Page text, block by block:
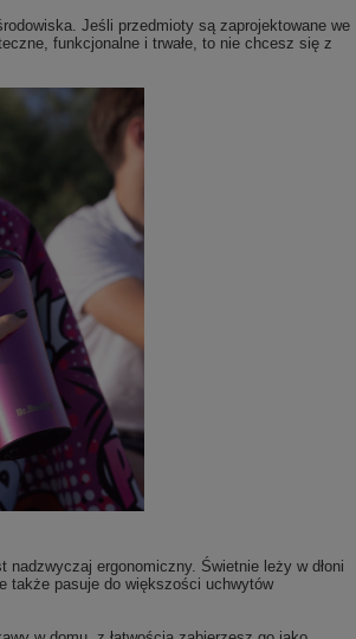
Jeśli przedmioty są zaprojektowane we
funkcjonalne i trwałe, to nie chcesz się z
nadzwyczaj ergonomiczny. Świetnie leży w dłoni
także pasuje do większości uchwytów